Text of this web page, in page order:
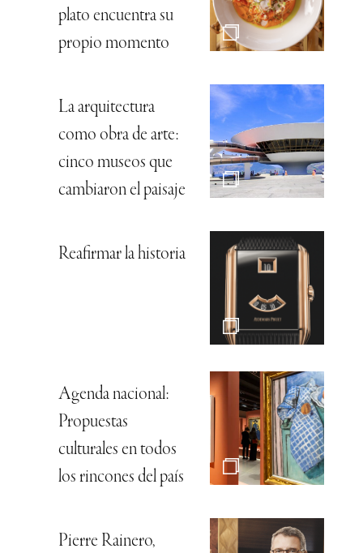
plato encuentra su
propio momento
La arquitectura
como obra de arte:
cinco museos que
cambiaron el paisaje
Reafirmar la historia
Agenda nacional:
Propuestas
culturales en todos
los rincones del país
Pierre Rainero,